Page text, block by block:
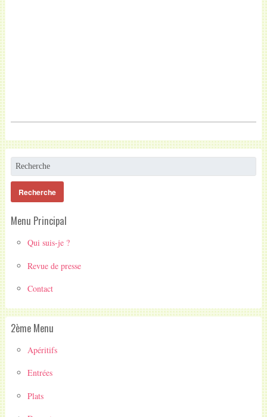
Menu Principal
Qui suis-je ?
Revue de presse
Contact
2ème Menu
Apéritifs
Entrées
Plats